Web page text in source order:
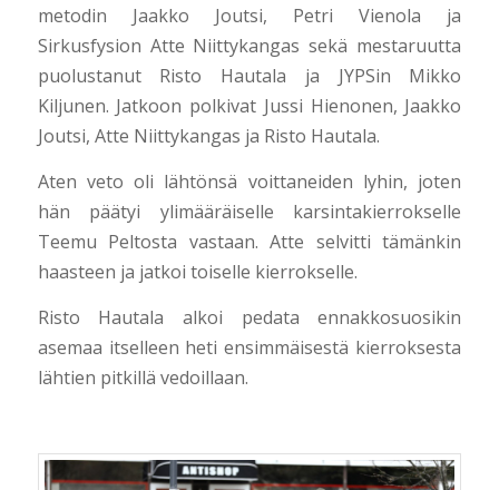
metodin Jaakko Joutsi, Petri Vienola ja
Sirkusfysion Atte Niittykangas sekä mestaruutta
puolustanut Risto Hautala ja JYPSin Mikko
Kiljunen. Jatkoon polkivat Jussi Hienonen, Jaakko
Joutsi, Atte Niittykangas ja Risto Hautala.
Aten veto oli lähtönsä voittaneiden lyhin, joten
hän päätyi ylimääräiselle karsintakierrokselle
Teemu Peltosta vastaan. Atte selvitti tämänkin
haasteen ja jatkoi toiselle kierrokselle.
Risto Hautala alkoi pedata ennakkosuosikin
asemaa itselleen heti ensimmäisestä kierroksesta
lähtien pitkillä vedoillaan.